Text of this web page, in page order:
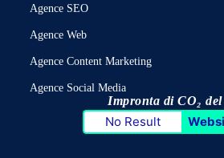
Agence SEO
Agence Web
Agence Content Marketing
Agence Social Media
Impronta di CO₂
No Result